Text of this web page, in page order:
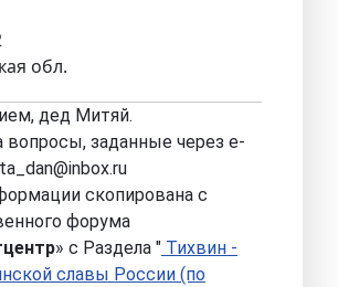
обл.
дед Митяй.
вопросы, заданные через е-
скопирована с
форума
» с Раздела " Тихвин -
славы России (по